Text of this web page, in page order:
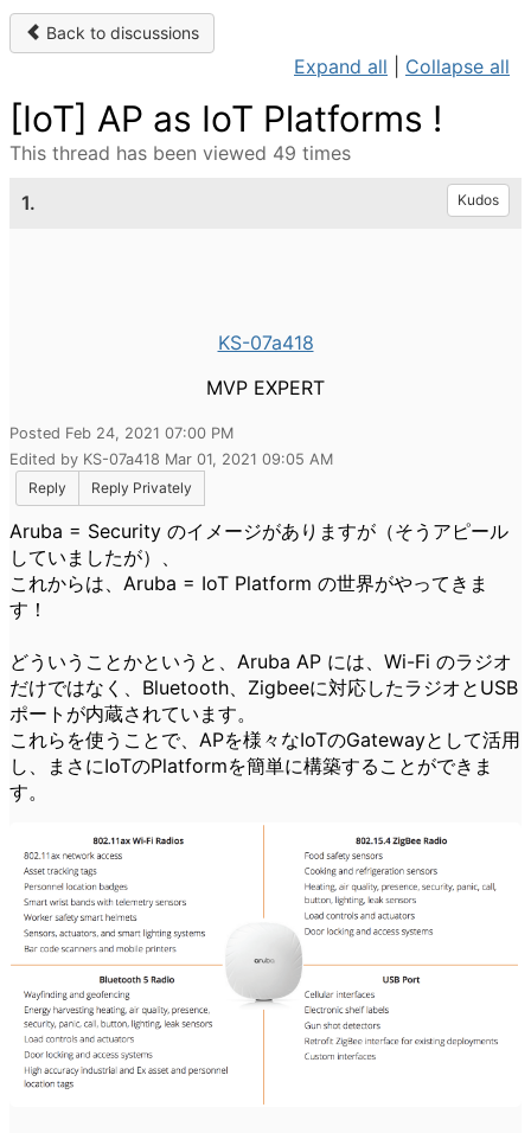
Back to discussions
Expand all Collapse all
[IoT] AP as IoT Platforms !
This thread has been viewed 49 times
1. Kudos
KS-07a418
MVP EXPERT
Posted Feb 24, 2021 07:00 PM
Edited by KS-07a418 Mar 01, 2021 09:05 AM
Reply
Reply Privately
Aruba = Security のイメージがありますが（そうアピール
していましたが）、
これからは、Aruba = IoT Platform の世界がやってきま
す！
どういうことかというと、Aruba AP には、Wi-Fi のラジオ
だけではなく、Bluetooth、Zigbeeに対応したラジオとUSB
ポートが内蔵されています。
これらを使うことで、APを様々なIoTのGatewayとして活用
し、まさにIoTのPlatformを簡単に構築することができま
す。